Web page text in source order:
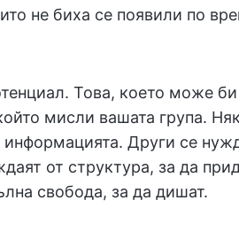
не биха се появили по
Това, което може
мисли вашата група.
Други се
от структура, за да
свобода, за да дишат.